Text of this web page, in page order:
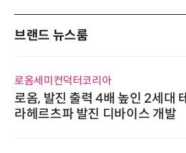
브랜드 뉴스룸
로옴세미컨덕터코리아
로옴, 발진 출력 4배 높인 2세대 테
라헤르츠파 발진 디바이스 개발